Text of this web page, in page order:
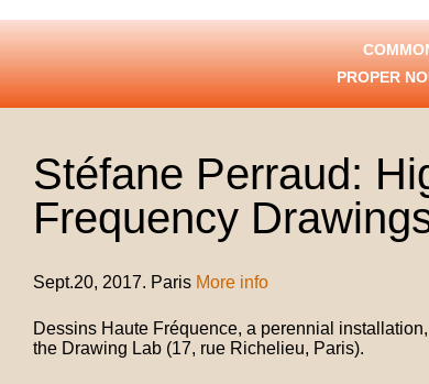
PROPER
Stéfane Perraud:
Frequency
Sept.20, 2017. Paris More info
Dessins Haute Fréquence, a perennial
the Drawing Lab (17, rue Richelieu, Paris).